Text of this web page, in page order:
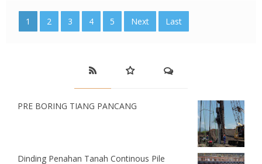
1 2 3 4 5 Next Last
PRE BORING TIANG PANCANG
Dinding Penahan Tanah Continous Pile